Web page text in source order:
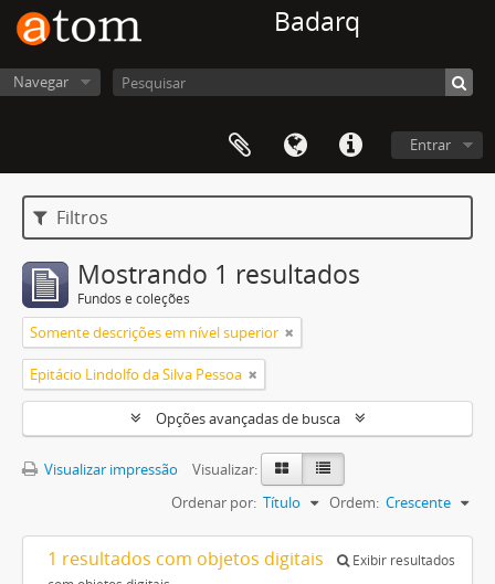
Badarq
Navegar
Entrar
Filtros
Mostrando 1 resultados
Fundos e coleções
Somente descrições em nível superior
Epitácio Lindolfo da Silva Pessoa
Opções avançadas de busca
Visualizar impressão
Visualizar:
Ordenar por: Título Ordem: Crescente
1 resultados com objetos digitais
Exibir resultados